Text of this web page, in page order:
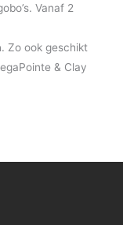
Vanaf 2
Zo ook geschikt
& Clay